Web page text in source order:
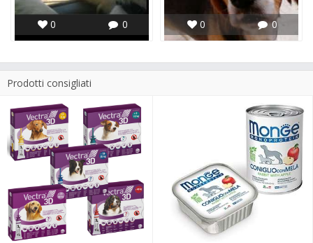
0 0 0 0
Prodotti consigliati